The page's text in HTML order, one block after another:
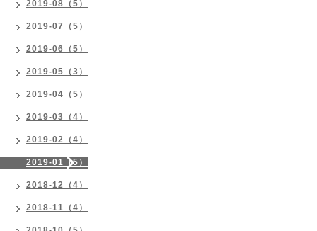
2019-08（5）
2019-07（5）
2019-06（5）
2019-05（3）
2019-04（5）
2019-03（4）
2019-02（4）
2019-01（5）
2018-12（4）
2018-11（4）